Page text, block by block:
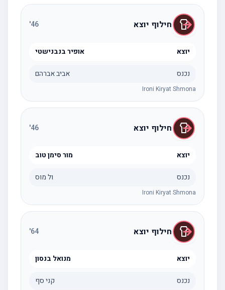
חילוף יוצא 46
'
יוצא אופיר בנבנישטי
נכנס אביב אברהם
Ironi Kiryat Shmona
חילוף יוצא 46
'
יוצא מור סימן טוב
נכנס ול מוס
Ironi Kiryat Shmona
חילוף יוצא 64
'
יוצא מנואל בנסון
נכנס קני סף